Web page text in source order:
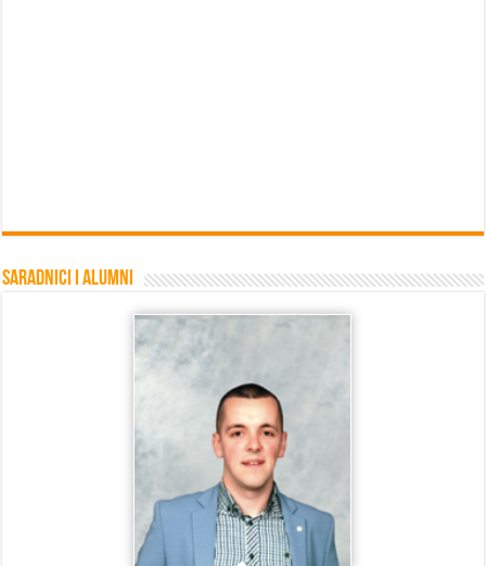
Saradnici i Alumni